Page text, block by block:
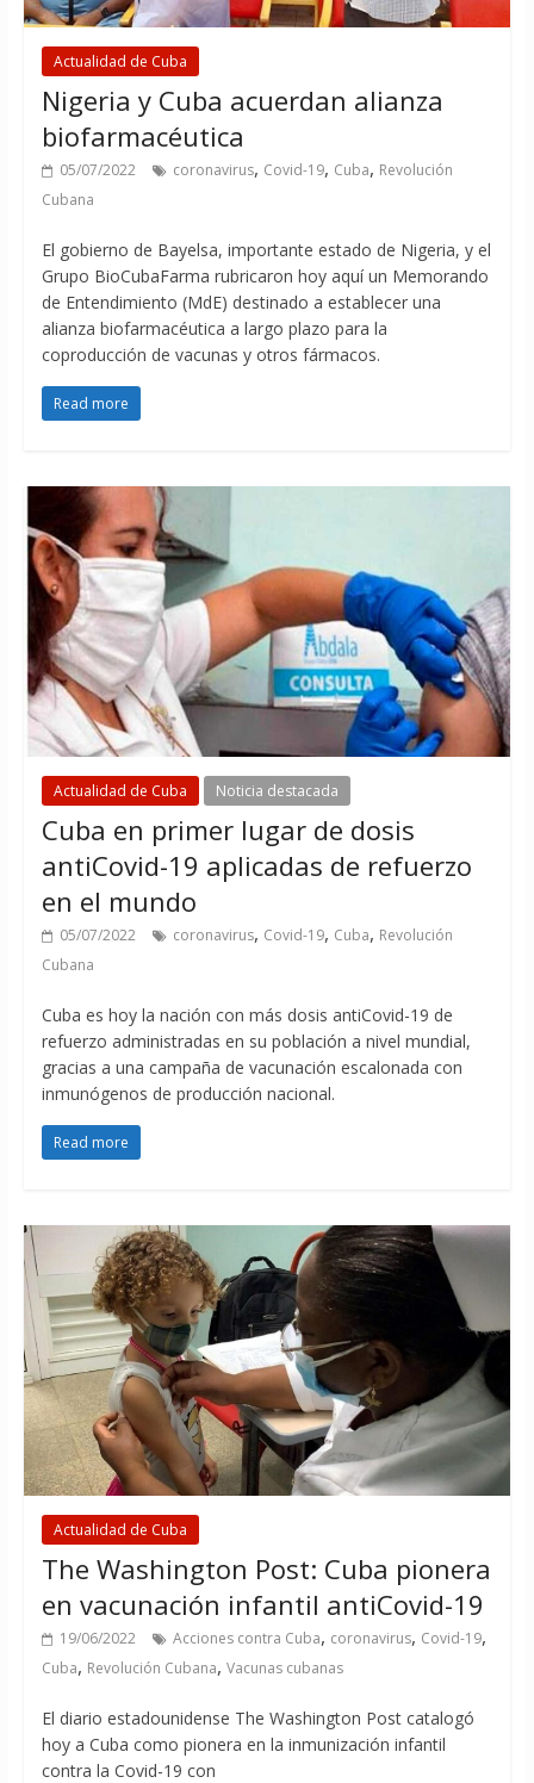
Actualidad de Cuba
Nigeria y Cuba acuerdan alianza
biofarmacéutica
05/07/2022 coronavirus, Covid-19, Cuba, Revolución
Cubana
El gobierno de Bayelsa, importante estado de Nigeria, y el
Grupo BioCubaFarma rubricaron hoy aquí un Memorando
de Entendimiento (MdE) destinado a establecer una
alianza biofarmacéutica a largo plazo para la
coproducción de vacunas y otros fármacos.
Read more
Actualidad de Cuba Noticia destacada
Cuba en primer lugar de dosis
antiCovid-19 aplicadas de refuerzo
en el mundo
05/07/2022 coronavirus, Covid-19, Cuba, Revolución
Cubana
Cuba es hoy la nación con más dosis antiCovid-19 de
refuerzo administradas en su población a nivel mundial,
gracias a una campaña de vacunación escalonada con
inmunógenos de producción nacional.
Read more
Actualidad de Cuba
The Washington Post: Cuba pionera
en vacunación infantil antiCovid-19
19/06/2022 Acciones contra Cuba, coronavirus, Covid-19,
Cuba, Revolución Cubana, Vacunas cubanas
El diario estadounidense The Washington Post catalogó
hoy a Cuba como pionera en la inmunización infantil
contra la Covid-19 con